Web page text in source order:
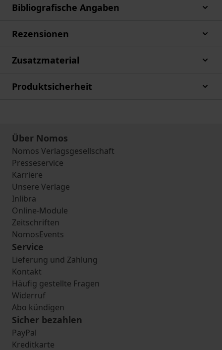
Bibliografische Angaben
Rezensionen
Zusatzmaterial
Produktsicherheit
Über Nomos
Nomos Verlagsgesellschaft
Presseservice
Karriere
Unsere Verlage
Inlibra
Online-Module
Zeitschriften
NomosEvents
Service
Lieferung und Zahlung
Kontakt
Häufig gestellte Fragen
Widerruf
Abo kündigen
Sicher bezahlen
PayPal
Kreditkarte